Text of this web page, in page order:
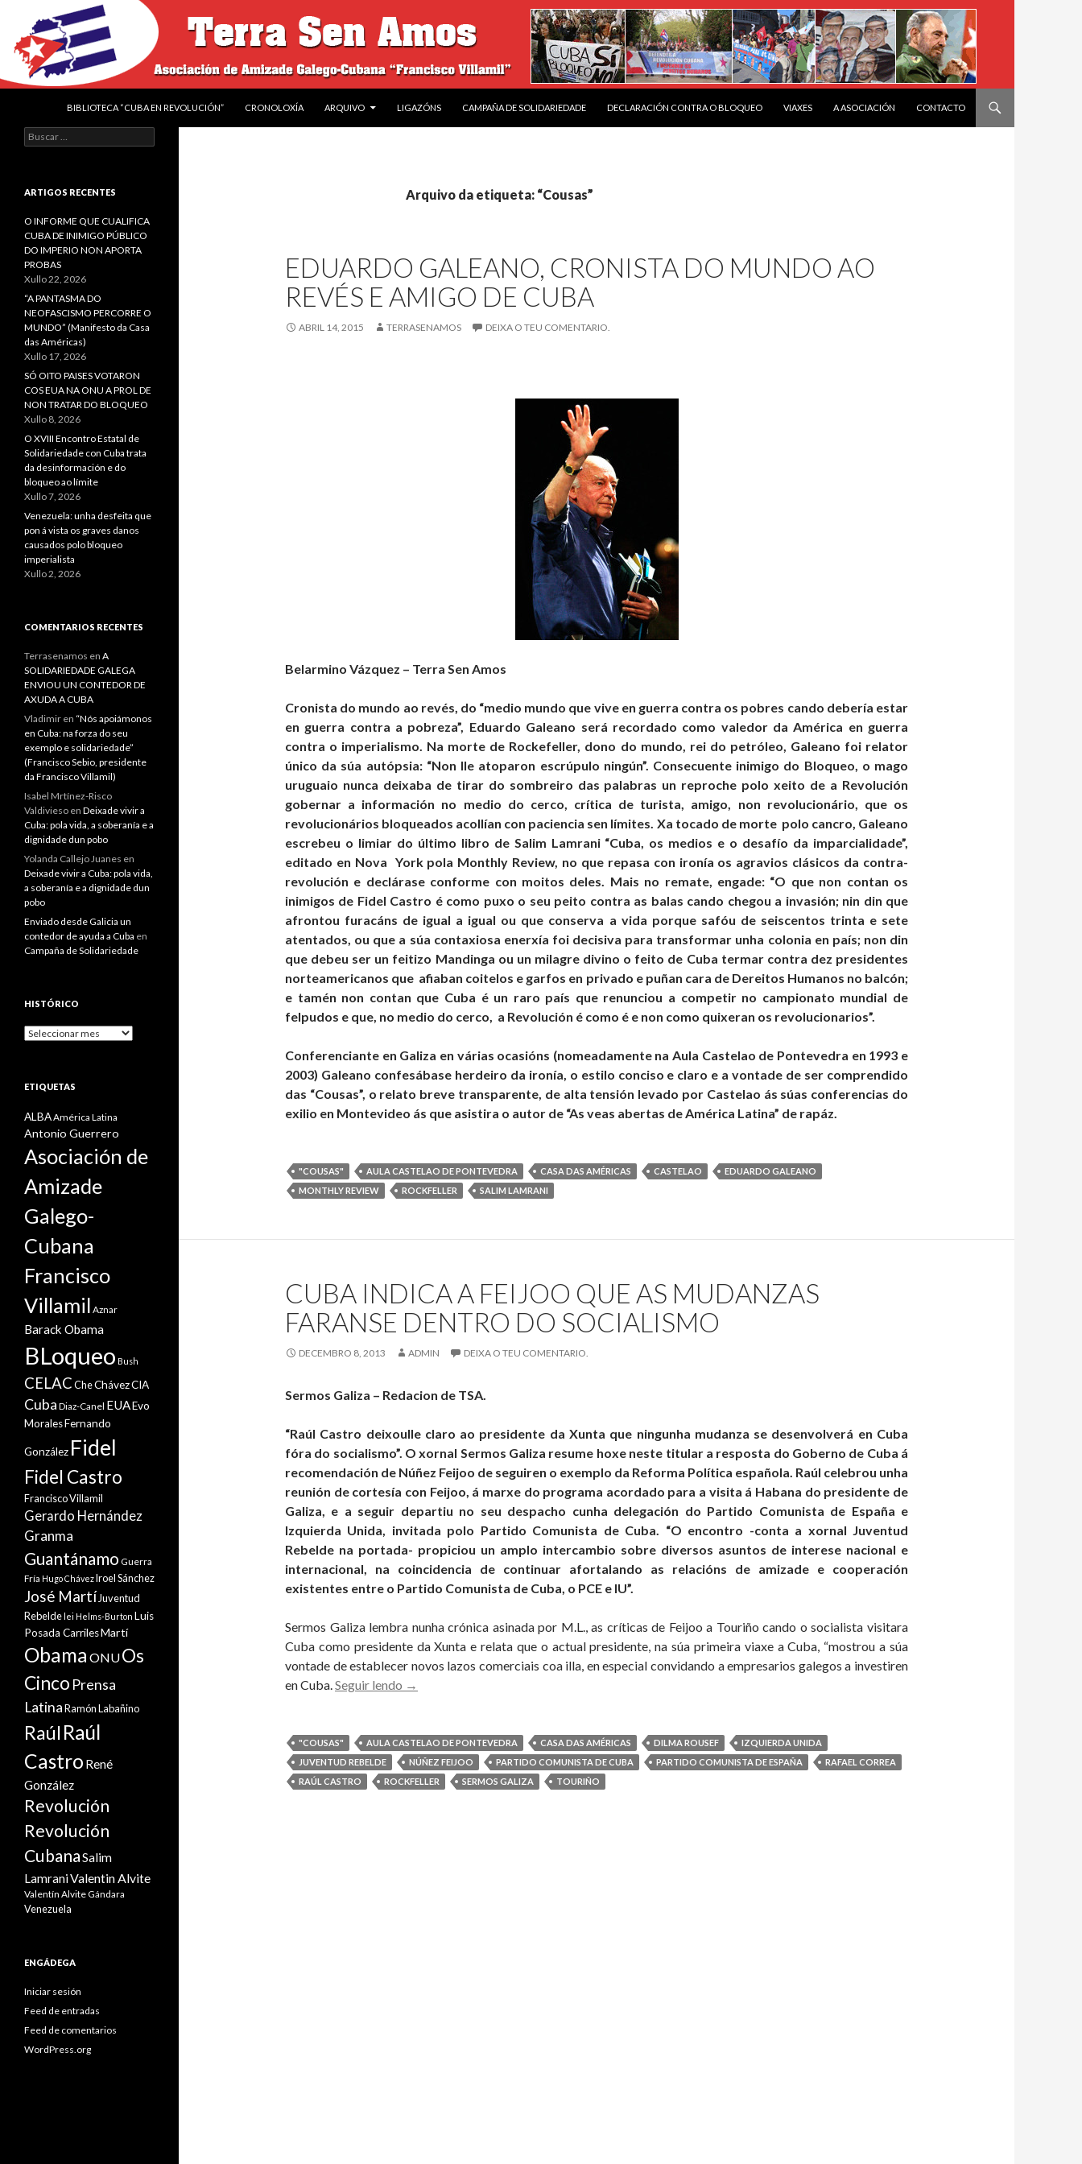
Terra sen amos
BIBLIOTECA “CUBA EN REVOLUCIÓN”
CRONOLOXÍA ARQUIVO LIGAZÓNS CAMPAÑA DE SOLIDARIEDADE DECLARACIÓN CONTRA O BLOQUEO VIAXES A ASOCIACIÓN CONTACTO
Arquivo da etiqueta: “Cousas”
EDUARDO GALEANO, CRONISTA DO MUNDO AO
REVÉS E AMIGO DE CUBA
ABRIL 14, 2015 TERRASENAMOS DEIXA O TEU COMENTARIO.
Belarmino Vázquez – Terra Sen Amos
Cronista do mundo ao revés, do “medio mundo que vive en guerra contra os pobres cando debería estar
en guerra contra a pobreza”, Eduardo Galeano será recordado como valedor da América en guerra
contra o imperialismo. Na morte de Rockefeller, dono do mundo, rei do petróleo, Galeano foi relator
único da súa autópsia: “Non lle atoparon escrúpulo ningún”. Consecuente inimigo do Bloqueo, o mago
uruguaio nunca deixaba de tirar do sombreiro das palabras un reproche polo xeito de a Revolución
gobernar a información no medio do cerco, crítica de turista, amigo, non revolucionário, que os
revolucionários bloqueados acollían con paciencia sen límites. Xa tocado de morte polo cancro, Galeano
escrebeu o limiar do último libro de Salim Lamrani “Cuba, os medios e o desafío da imparcialidade”,
editado en Nova York pola Monthly Review, no que repasa con ironía os agravios clásicos da contra-
revolución e declárase conforme con moitos deles. Mais no remate, engade: “O que non contan os
inimigos de Fidel Castro é como puxo o seu peito contra as balas cando chegou a invasión; nin din que
afrontou furacáns de igual a igual ou que conserva a vida porque safóu de seiscentos trinta e sete
atentados, ou que a súa contaxiosa enerxía foi decisiva para transformar unha colonia en país; non din
que debeu ser un feitizo Mandinga ou un milagre divino o feito de Cuba termar contra dez presidentes
norteamericanos que afiaban coitelos e garfos en privado e puñan cara de Dereitos Humanos no balcón;
e tamén non contan que Cuba é un raro país que renunciou a competir no campionato mundial de
felpudos e que, no medio do cerco, a Revolución é como é e non como quixeran os revolucionarios”.
Conferenciante en Galiza en várias ocasións (nomeadamente na Aula Castelao de Pontevedra en 1993 e
2003) Galeano confesábase herdeiro da ironía, o estilo conciso e claro e a vontade de ser comprendido
das “Cousas”, o relato breve transparente, de alta tensión levado por Castelao ás súas conferencias do
exilio en Montevideo ás que asistira o autor de “As veas abertas de América Latina” de rapáz.
"COUSAS" AULA CASTELAO DE PONTEVEDRA CASA DAS AMÉRICAS CASTELAO
EDUARDO GALEANO
MONTHLY REVIEW
ROCKFELLER SALIM LAMRANI
CUBA INDICA A FEIJOO QUE AS MUDANZAS
FARANSE DENTRO DO SOCIALISMO
DECEMBRO 8, 2013 ADMIN DEIXA O TEU COMENTARIO.
Sermos Galiza – Redacion de TSA.
“Raúl Castro deixoulle claro ao presidente da Xunta que ningunha mudanza se desenvolverá en Cuba
fóra do socialismo”. O xornal Sermos Galiza resume hoxe neste titular a resposta do Goberno de Cuba á
recomendación de Núñez Feijoo de seguiren o exemplo da Reforma Política española. Raúl celebrou unha
reunión de cortesía con Feijoo, á marxe do programa acordado para a visita á Habana do presidente de
Galiza, e a seguir departiu no seu despacho cunha delegación do Partido Comunista de España e
Izquierda Unida, invitada polo Partido Comunista de Cuba. “O encontro -conta a xornal Juventud
Rebelde na portada- propiciou un amplo intercambio sobre diversos asuntos de interese nacional e
internacional, na coincidencia de continuar afortalando as relacións de amizade e cooperación
existentes entre o Partido Comunista de Cuba, o PCE e IU”.
Sermos Galiza lembra nunha crónica asinada por M.L., as críticas de Feijoo a Touriño cando o socialista visitara
Cuba como presidente da Xunta e relata que o actual presidente, na súa primeira viaxe a Cuba, “mostrou a súa
vontade de establecer novos lazos comerciais coa illa, en especial convidando a empresarios galegos a investiren
en Cuba.Seguir lendo CUBA
FEIJOO
QUE
AS
→
"COUSAS" AULA CASTELAO DE PONTEVEDRA CASA DAS AMÉRICAS DILMA ROUSEF
IZQUIERDA UNIDA
JUVENTUD REBELDE
NÚÑEZ FEIJOO PARTIDO COMUNISTA DE CUBA PARTIDO COMUNISTA DE ESPAÑA
RAFAEL CORREA
RAÚL CASTRO
ROCKFELLER SERMOS GALIZA TOURIÑO
Asociación de Amizade Galego-
Cubana “Francisco Villamil"
Buscar:
ARTIGOS RECENTES
O INFORME QUE CUALIFICA
CUBA DE INIMIGO PÚBLICO
DO IMPERIO NON APORTA
PROBAS
Xullo 22, 2026
“A PANTASMA DO
NEOFASCISMO PERCORRE O
MUNDO” (Manifesto da Casa
das Américas)
Xullo 17, 2026
SÓ OITO PAISES VOTARON
COS EUA NA ONU A PROL DE
NON TRATAR DO BLOQUEO
Xullo 8, 2026
O XVIII Encontro Estatal de
Solidariedade con Cuba trata
da desinformación e do
bloqueo ao límite
Xullo 7, 2026
Venezuela: unha desfeita que
pon á vista os graves danos
causados polo bloqueo
imperialista
Xullo 2, 2026
COMENTARIOS RECENTES
Terrasenamos en A
SOLIDARIEDADE GALEGA
ENVIOU UN CONTEDOR DE
AXUDA A CUBA
Vladimir en “Nós apoiámonos
en Cuba: na forza do seu
exemplo e solidariedade”
(Francisco Sebio, presidente
da Francisco Villamil)
Isabel Mrtínez-Risco
Valdivieso en Deixade vivir a
Cuba: pola vida, a soberanía e a
dignidade dun pobo
Yolanda Callejo Juanes en
Deixade vivir a Cuba: pola vida,
a soberanía e a dignidade dun
pobo
Enviado desde Galicia un
contedor de ayuda a Cuba en
Campaña de Solidariedade
HISTÓRICO
Histórico
ETIQUETAS
ALBAAmérica Latina
Antonio Guerrero
Asociación de
Amizade
Galego-
Cubana
Francisco
Villamil Aznar
Barack Obama
BLoqueo Bush
CELACCheChávezCIA
Cuba Diaz-Canel EUAEvo
MoralesFernando
González Fidel
Fidel Castro
Francisco Villamil
Gerardo Hernández
Granma
Guantánamo Guerra
Fría Hugo ChávezIroel Sánchez
José Martí Juventud
Rebelde lei Helms-Burton Luis
Posada CarrilesMartí
Obama ONUOs
Cinco Prensa
LatinaRamón Labañino
RaúlRaúl
Castro René
González
Revolución
Revolución
CubanaSalim
LamraniValentin Alvite
Valentín Alvite Gándara
Venezuela
ENGÁDEGA
Iniciar sesión
Feed de entradas
Feed de comentarios
WordPress.org